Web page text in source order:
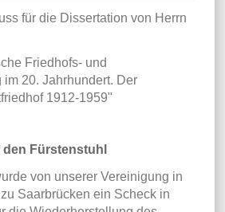
für die Dissertation von Herrn
Friedhofs- und
im 20. Jahrhundert. Der
1912-1959"
Fürstenstuhl
von unserer Vereinigung in
Saarbrücken ein Scheck in